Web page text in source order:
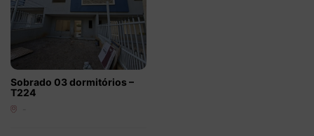
Sobrado 03 dormitórios –
T224